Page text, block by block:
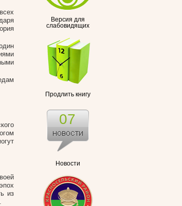
Версия для
слабовидящих
Продлить книгу
Новости
07
из